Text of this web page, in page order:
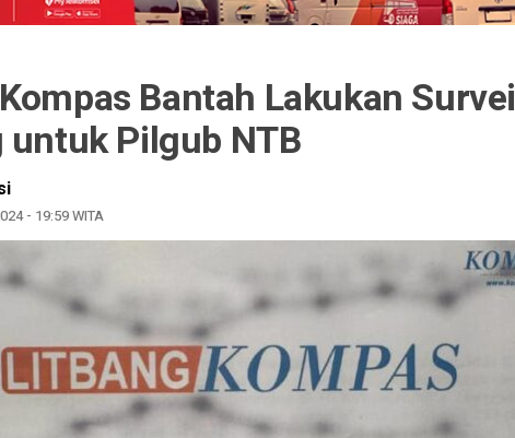
Bantah Lakukan Survei
untuk Pilgub NTB
- 19:59 WITA